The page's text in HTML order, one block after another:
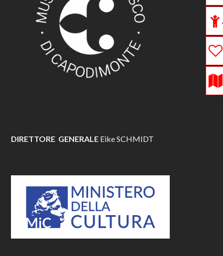
DIRETTORE GENERALE Eike SCHMIDT